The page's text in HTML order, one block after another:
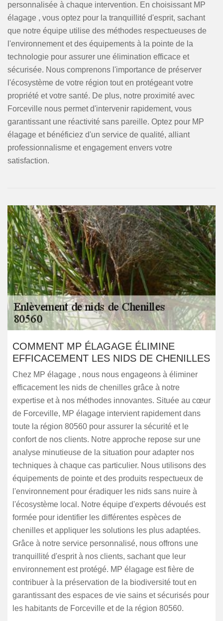
personnalisée à chaque intervention. En choisissant MP
élagage , vous optez pour la tranquillité d'esprit, sachant
que notre équipe utilise des méthodes respectueuses de
l'environnement et des équipements à la pointe de la
technologie pour assurer une élimination efficace et
sécurisée. Nous comprenons l'importance de préserver
l'écosystème de votre région tout en protégeant votre
propriété et votre santé. De plus, notre proximité avec
Forceville nous permet d'intervenir rapidement, vous
garantissant une réactivité sans pareille. Optez pour MP
élagage et bénéficiez d'un service de qualité, alliant
professionnalisme et engagement envers votre
satisfaction.
COMMENT MP ÉLAGAGE ÉLIMINE
EFFICACEMENT LES NIDS DE CHENILLES
Chez MP élagage , nous nous engageons à éliminer
efficacement les nids de chenilles grâce à notre
expertise et à nos méthodes innovantes. Située au cœur
de Forceville, MP élagage intervient rapidement dans
toute la région 80560 pour assurer la sécurité et le
confort de nos clients. Notre approche repose sur une
analyse minutieuse de la situation pour adapter nos
techniques à chaque cas particulier. Nous utilisons des
équipements de pointe et des produits respectueux de
l'environnement pour éradiquer les nids sans nuire à
l'écosystème local. Notre équipe d'experts dévoués est
formée pour identifier les différentes espèces de
chenilles et appliquer les solutions les plus adaptées.
Grâce à notre service personnalisé, nous offrons une
tranquillité d'esprit à nos clients, sachant que leur
environnement est protégé. MP élagage est fière de
contribuer à la préservation de la biodiversité tout en
garantissant des espaces de vie sains et sécurisés pour
les habitants de Forceville et de la région 80560.